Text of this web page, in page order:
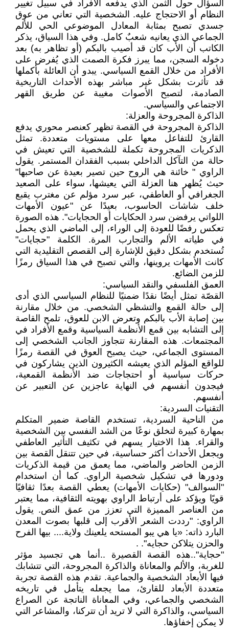
السؤال حول الثمن الذي يدفعه الأفراد في سبيل تغيير
النظام أو الاحتجاج عليه. الشخصية التي تعاني من عوق
جسدي تصبح بمثابة المعادل الموضوعي الحي للألم
الجماعي الذي يعانيه شعبٌ كامل. وفي هذا السياق، يذكر
الكاتب أن الأب كان قد أصيب بالبكم (أو تظاهر به) بعد
دخوله السجن، مما يبرز فكرة الصمت الذي يُفرض على
الأفراد من خلال القمع السياسي. يبدو أن العائلة بأكملها
قد تأثرت بشكل غير مباشر بهذه الأحداث التاريخية
الصادمة، لتصبح الأصوات مغيبة عن طريق القهر
الاجتماعي والسياسي.
الذاكرة المجروحة والعزلة:
الذاكرة المجروحة في القصة تظهر كعنصر محوري يدفع
القارئ للتفاعل معها على مستويات متعددة. تمثل
الذكريات المجروحة تكملة للشخصية التي تعيش في
حالة من التآكل الداخلي بسبب الفقدان المستمر. يقول
الراوي " خائنة هي الروح حين تصير بعيدة عن صاحبها"
حيث يُظهر هنا العزلة التي يعيشها، سواء على الصعيد
الجغرافي أو العاطفي، عبر سرد مؤلم عن مغترب يقبع
خلف شاشات الحاسوب، بعيدًا عن "عيون الأمهات
اللواتي يرفضن سرد الحكايات أو الحجايات". هذه الصورة
تعكس رفضًا للعودة إلى الوراء، إلى الماضي الذي يحمل
في طياته الألم والتجارب المرة. الكلمة "حجايات"
تُستخدم بشكل دقيق للإشارة إلى القصص التقليدية التي
كانت الأمهات يروينها، والتي تصبح في هذا السياق رمزًا
للزمن الضائع.
العمق الفلسفي والنقد السياسي:
القصّة تمثل أيضًا نقدًا ضمنيًا للنظام السياسي الذي أدى
إلى حالة القمع والتشظي الشخصي. من خلال مقارنة
بين إصابة الأب بالبكم وتعرض الابن للعوق، تلمح القاصة
إلى التشابه بين قمع الأنظمة السياسية وقمع الأفراد في
المجتمعات. هذه المقارنة تتجاوز الجانب الشخصي إلى
المستوى الجماعي، حيث يصبح العوق في القصة رمزًا
للواقع المؤلم الذي يعيشه الكثيرون الذين يشاركون في
حركات سياسية أو احتجاجات ضد الأنظمة القمعية،
فيجدون أنفسهم في النهاية عاجزين عن التعبير عن
أنفسهم.
التقنيات السردية:
من الناحية السردية، تستخدم القاصة ضمير المتكلم
بمهارة كبيرة لتخلق نوعًا من الشد النفسي بين الشخصية
والقراء. هذا الاختيار يسهم في تكثيف التأثير العاطفي
ويجعل الأحداث أكثر حساسية، في حين تتنقل القصة بين
الزمن الحاضر والماضي، مما يعمق من قيمة الذكريات
ودورها في تشكيل شخصية الراوي. كما أن استخدام
"السوالف" (حكايات الأمهات) يعطي القصة بعدًا ثقافيًا
قويًا ويؤكد على أرتباط الراوي بهويته الثقافية، مما يعتبر
من العناصر المميزة التي تعزز من عمق النص. يقول
الراوي: "رددت الشعر الأقرب إلى قلبها بصوت المعدن
البارد ذاته: «يا هي يبو المستحه يلعينك ولاية.... بيها الفرح
والحزن يتلاكن حجايه". .
"حجاية"..هذه القصة القصيرة ..أنما هي تجسيد مؤثر
للغربة، والألم والمعاناة والذاكرة المجروحة، التي تتشابك
فيها الأبعاد الشخصية والجماعية. تقدم هذه القصة تجربة
متعددة الأبعاد للقارئ، مما يجعله يتأمل في تاريخه
الشخصي والجماعي، وفي المعاناة الناتجة عن الصراع
السياسي، والذاكرة التي لا تريد أن تتركنا، والمشاعر التي
لا يمكن إخفاؤها.